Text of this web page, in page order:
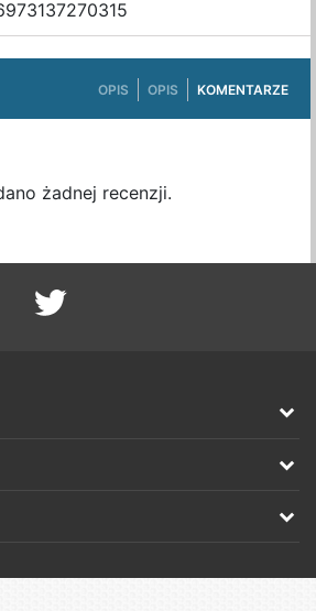
OPIS OPIS KOMENTARZE
żadnej recenzji.